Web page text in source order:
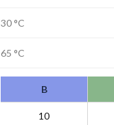
30 °C
65 °C
B
10